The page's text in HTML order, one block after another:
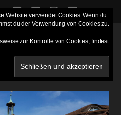
twitterfacebookinstagram
youtube
HÖHENWEG
Website verwendet Cookies. Wenn du
du der Verwendung von Cookies zu.
zur Kontrolle von Cookies, findest